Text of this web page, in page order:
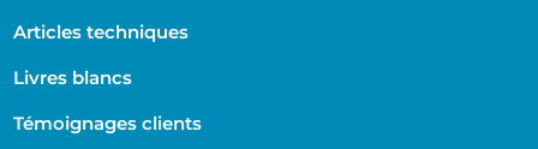
Articles techniques
Livres blancs
Témoignages clients